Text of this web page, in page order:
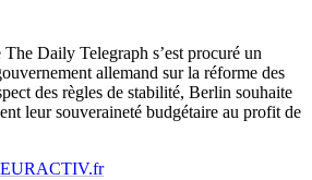
Daily Telegraph s’est procuré un
allemand sur la réforme des
des règles de stabilité, Berlin souhaite
leur souveraineté budgétaire au profit de
EURACTIV.fr